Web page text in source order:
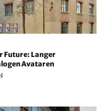
Future: Langer
Avataren